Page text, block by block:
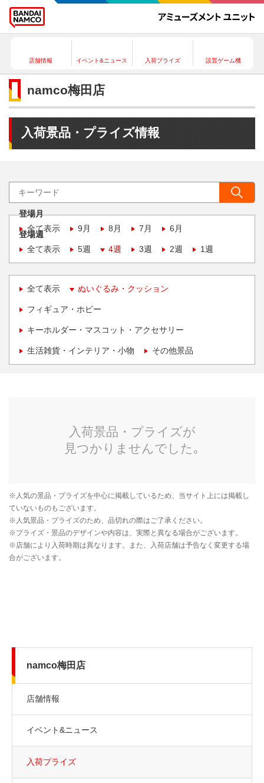
店舗情報 イベント&ニュース 入荷プライズ 設置ゲーム機
namco梅田店
入荷景品・プライズ情報
登場月
全て表示
9月 8月 7月 6月
登場週
全て表示
5週 4週 3週 2週 1週
全て表示 ぬいぐるみ・クッション
フィギュア・ホビー
キーホルダー・マスコット・アクセサリー
生活雑貨・インテリア・小物 その他景品
namco梅田店
店舗情報
イベント&ニュース
入荷プライズ